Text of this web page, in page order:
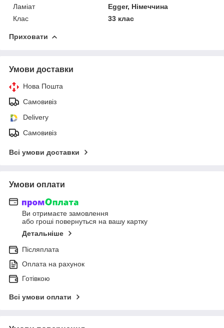
Ламіат
Egger, Німеччина
Клас
33 клас
Приховати
Умови доставки
Нова Пошта
Самовивіз
Delivery
Самовивіз
Всі умови доставки
Умови оплати
Ви отримаєте замовлення
або гроші повернуться на вашу картку
Детальніше
Післяплата
Оплата на рахунок
Готівкою
Всі умови оплати